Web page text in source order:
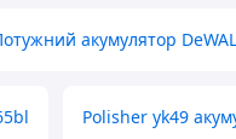
акумулятор
Polisher yk49